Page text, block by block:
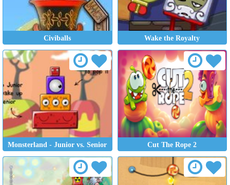
Civiballs Wake the Royalty
Monsterland - Junior vs. Senior Cut The Rope 2